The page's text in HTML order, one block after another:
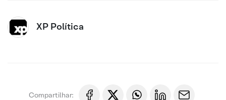
XP Política
Compartilhar: